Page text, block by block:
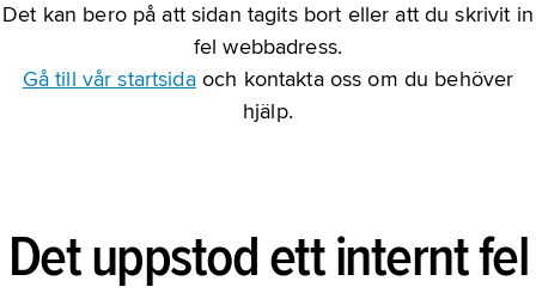
Det kan bero på att sidan tagits bort eller att du skrivit in
fel webbadress.
Gå till vår startsidaoch kontakta oss om du behöver
hjälp.
Det uppstod ett internt fel